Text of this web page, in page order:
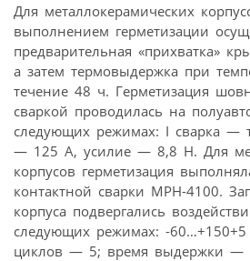
Для металлокерамических
выполнением герметизации
предварительная «прихватка»
а затем термовыдержка при
течение 48 ч. Герметизация
сваркой проводилась на
следующих режимах: I сварка —
— 125 А, усилие — 8,8 Н. Для
корпусов герметизация
контактной сварки МРН-4100.
корпуса подвергались
следующих режимах: -60…+150+5
циклов — 5; время выдержки —